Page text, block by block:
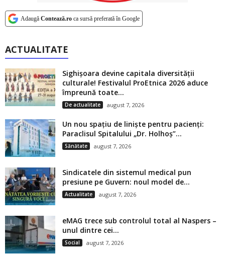
Adaugă Contează.ro ca sursă preferată în Google
ACTUALITATE
Sighișoara devine capitala diversității
culturale! Festivalul ProEtnica 2026 aduce
împreună toate...
De actualitate august 7, 2026
Un nou spațiu de liniște pentru pacienți:
Paraclisul Spitalului „Dr. Holhoș”...
Sănătate august 7, 2026
Sindicatele din sistemul medical pun
presiune pe Guvern: noul model de...
Actualitate august 7, 2026
eMAG trece sub controlul total al Naspers –
unul dintre cei...
Social august 7, 2026